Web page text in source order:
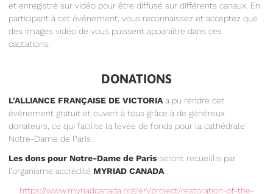
et enregistré sur vidéo pour être diffusé sur différents canaux. En
participant à cet événement, vous reconnaissez et acceptez que
des images vidéo de vous puissent apparaître dans ces
captations.
DONATIONS
L'ALLIANCE FRANÇAISE DE VICTORIA a pu rendre cet
événement gratuit et ouvert à tous grâce à de généreux
donateurs, ce qui facilite la levée de fonds pour la cathédrale
Notre-Dame de Paris.
Les dons pour Notre-Dame de Paris seront recueillis par
l’organisme accrédité MYRIAD CANADA :
https://www.myriadcanada.org/en/project/restoration-of-the-